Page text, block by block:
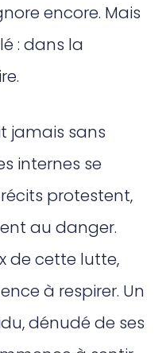
encore. Mais
: dans la
jamais sans
internes se
protestent,
au danger.
de cette lutte,
à respirer. Un
dénudé de ses